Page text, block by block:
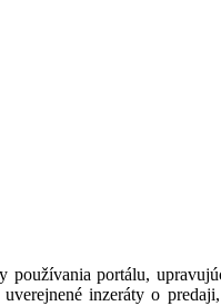
používania portálu,
inzeráty o